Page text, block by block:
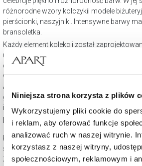
Niniejsza strona korzysta z plików
Wykorzystujemy pliki cookie do
i reklam, aby oferować funkcje
analizować ruch w naszej witrynie.
korzystasz z naszej witryny,
społecznościowym, reklamowym i
różnorodne wzory kolczykii modele
pierścionki, naszyjniki. Intensywne barwy
bransoletka.
Każdy element kolekcji został
unikatowego charakteru kolorowych
dla osób ceniących zarówno subtelną
wyraziste akcenty. Dzięki zróżnicowaniu
Apart umożliwia indywidualne dopasowanie
gustu i stylu życia, stanowiąc doskonałe
i sposób, by wyrazić swoją osobowość.
Dla kogo kolorowa biżuteria?
Kolorowa biżuteria nie zna ograniczeń
stając się atrakcyjnym wyborem dla
Zróżnicowane wzornictwo pozwala na